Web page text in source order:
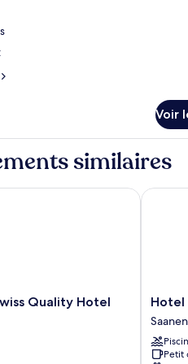
Voir
similaires
Quality Hotel
Quality Hotel Gstaad
Hotel
Saanen
Hotel
Saanen
Petit
Hotel